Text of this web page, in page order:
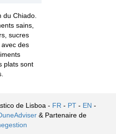
du Chiado.
sains,
sucres
des
plats sont
de Lisboa - FR - PT - EN -
& Partenaire de